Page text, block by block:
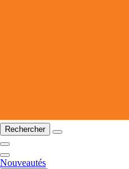
Rechercher
Nouveautés